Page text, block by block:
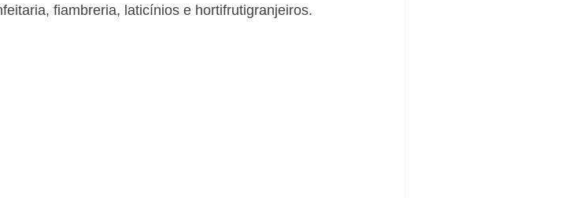
fiambreria, laticínios e hortifrutigranjeiros.